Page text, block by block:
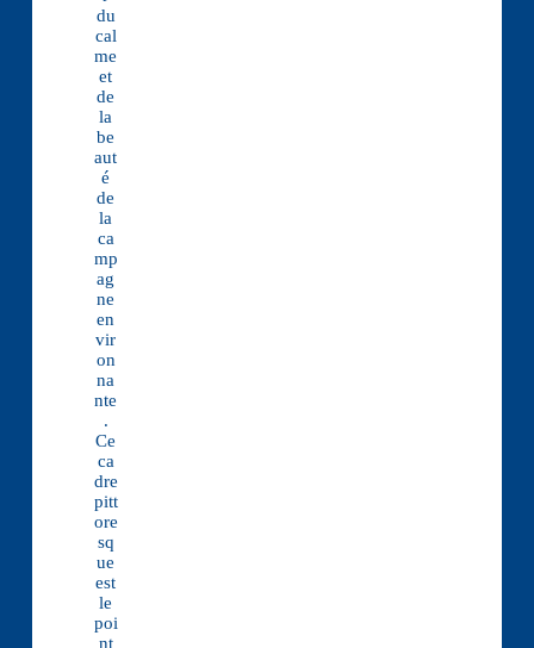
du
cal
me
et
de
la
be
aut
é
de
la
ca
mp
ag
ne
en
vir
on
na
nte
.
Ce
ca
dre
pitt
ore
sq
ue
est
le
poi
nt